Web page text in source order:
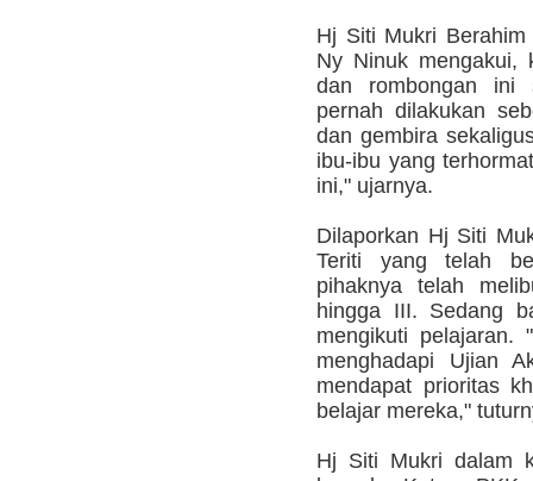
Hj Siti Mukri
Ny Ninuk mengakui,
dan rombongan ini
pernah dilakukan
dan gembira
ibu-ibu yang
ini," ujarnya.
Dilaporkan Hj Siti
Teriti yang telah
pihaknya telah
hingga III. Sedang
mengikuti
menghadapi Ujian
mendapat prioritas
belajar mereka,"
Hj Siti Mukri dalam